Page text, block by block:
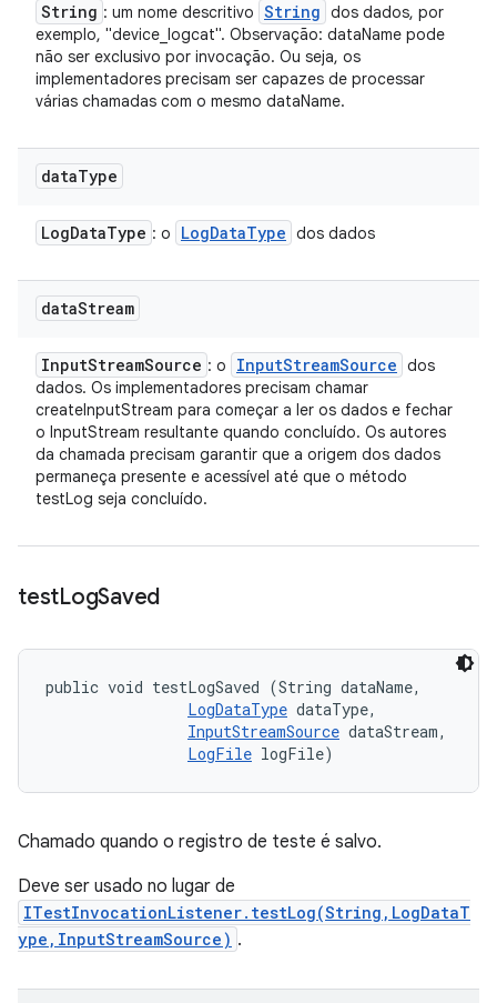
String : um nome descritivo String dos dados, por
exemplo, "device_logcat". Observação: dataName pode
não ser exclusivo por invocação. Ou seja, os
implementadores precisam ser capazes de processar
várias chamadas com o mesmo dataName.
dataType
LogDataType : o LogDataType dos dados
dataStream
InputStreamSource : o InputStreamSource dos
dados. Os implementadores precisam chamar
createInputStream para começar a ler os dados e fechar
o InputStream resultante quando concluído. Os autores
da chamada precisam garantir que a origem dos dados
permaneça presente e acessível até que o método
testLog seja concluído.
testLogSaved
public void testLogSaved (String dataName,
LogDataType dataType,
InputStreamSource dataStream,
LogFile logFile)
Chamado quando o registro de teste é salvo.
Deve ser usado no lugar de
ITestInvocationListener.testLog(String,LogDataT
ype,InputStreamSource) .